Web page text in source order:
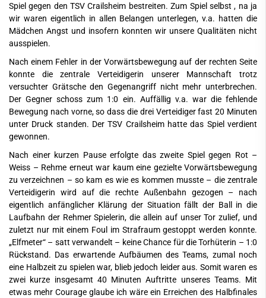
Spiel gegen den TSV Crailsheim bestreiten. Zum Spiel selbst , na ja
wir waren eigentlich in allen Belangen unterlegen, v.a. hatten die
Mädchen Angst und insofern konnten wir unsere Qualitäten nicht
ausspielen.
Nach einem Fehler in der Vorwärtsbewegung auf der rechten Seite
konnte die zentrale Verteidigerin unserer Mannschaft trotz
versuchter Grätsche den Gegenangriff nicht mehr unterbrechen.
Der Gegner schoss zum 1:0 ein. Auffällig v.a. war die fehlende
Bewegung nach vorne, so dass die drei Verteidiger fast 20 Minuten
unter Druck standen. Der TSV Crailsheim hatte das Spiel verdient
gewonnen.
Nach einer kurzen Pause erfolgte das zweite Spiel gegen Rot –
Weiss – Rehme erneut war kaum eine gezielte Vorwärtsbewegung
zu verzeichnen – so kam es wie es kommen musste – die zentrale
Verteidigerin wird auf die rechte Außenbahn gezogen – nach
eigentlich anfänglicher Klärung der Situation fällt der Ball in die
Laufbahn der Rehmer Spielerin, die allein auf unser Tor zulief, und
zuletzt nur mit einem Foul im Strafraum gestoppt werden konnte.
„Elfmeter“ – satt verwandelt – keine Chance für die Torhüterin – 1:0
Rückstand. Das erwartende Aufbäumen des Teams, zumal noch
eine Halbzeit zu spielen war, blieb jedoch leider aus. Somit waren es
zwei kurze insgesamt 40 Minuten Auftritte unseres Teams. Mit
etwas mehr Courage glaube ich wäre ein Erreichen des Halbfinales